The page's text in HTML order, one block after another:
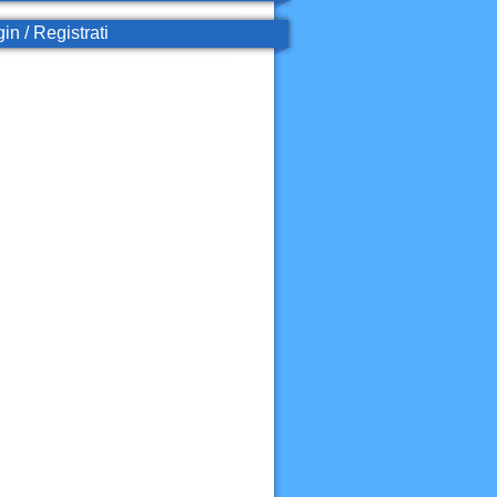
/ Registrati